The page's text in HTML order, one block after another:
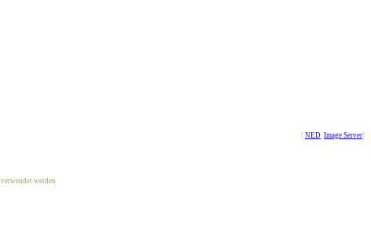
[ NED, Image Server]
verwendet werden